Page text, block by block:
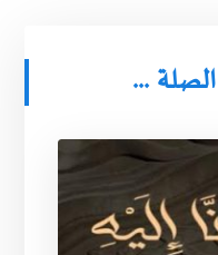
...